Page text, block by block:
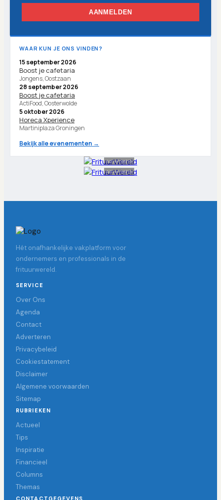
AANMELDEN
WAAR KUN JE ONS VINDEN?
15 september 2026
Boost je cafetaria
Jongens, Oostzaan
28 september 2026
Boost je cafetaria
ActiFood, Oosterwolde
5 oktober 2026
Horeca Xperience
Martiniplaza Groningen
Bekijk alle evenementen →
Advertentie
Advertentie
Hét onafhankelijke vakplatform voor
ondernemers en professionals in de
frituurwereld.
SERVICE
Over Ons
Agenda
Contact
Adverteren
Privacybeleid
Cookiestatement
Disclaimer
Algemene voorwaarden
Sitemap
RUBRIEKEN
Actueel
Tips
Inspiratie
Financieel
Columns
Themas